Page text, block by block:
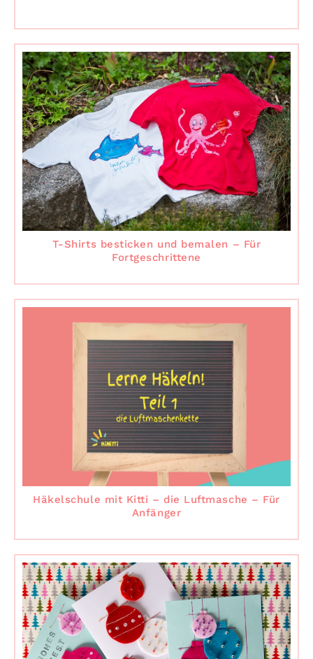
T-Shirts besticken und bemalen – Für
Fortgeschrittene
Häkelschule mit Kitti – die Luftmasche – Für
Anfänger